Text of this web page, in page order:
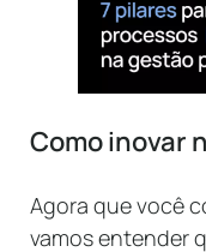
Como inovar
Agora que você
vamos entender